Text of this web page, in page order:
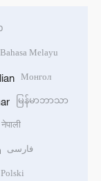
Bahasa Melayu
Монгол
မြန်မာဘာသာ
नेपाली
فارسی
Polski